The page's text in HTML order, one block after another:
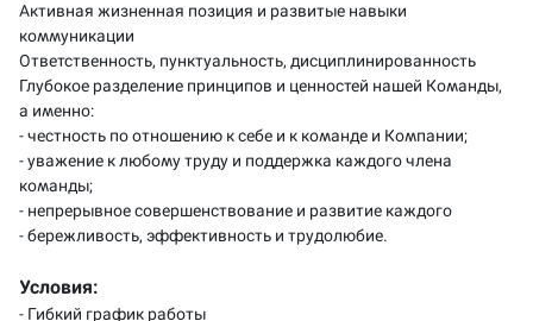
Активная жизненная позиция и развитые навыки
коммуникации
Ответственность, пунктуальность, дисциплинированность
Глубокое разделение принципов и ценностей нашей Команды,
а именно:
- честность по отношению к себе и к команде и Компании;
- уважение к любому труду и поддержка каждого члена
команды;
- непрерывное совершенствование и развитие каждого
- бережливость, эффективность и трудолюбие.
Условия:
- Гибкий график работы